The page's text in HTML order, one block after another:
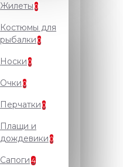
Жилеты 0
Костюмы для
рыбалки 0
Носки 0
Очки 0
Перчатки 0
Плащи и
дождевики 0
Сапоги 4